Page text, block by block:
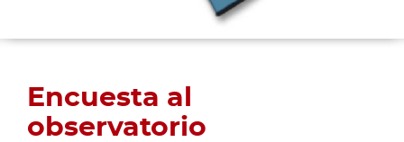
Encuesta al
observatorio